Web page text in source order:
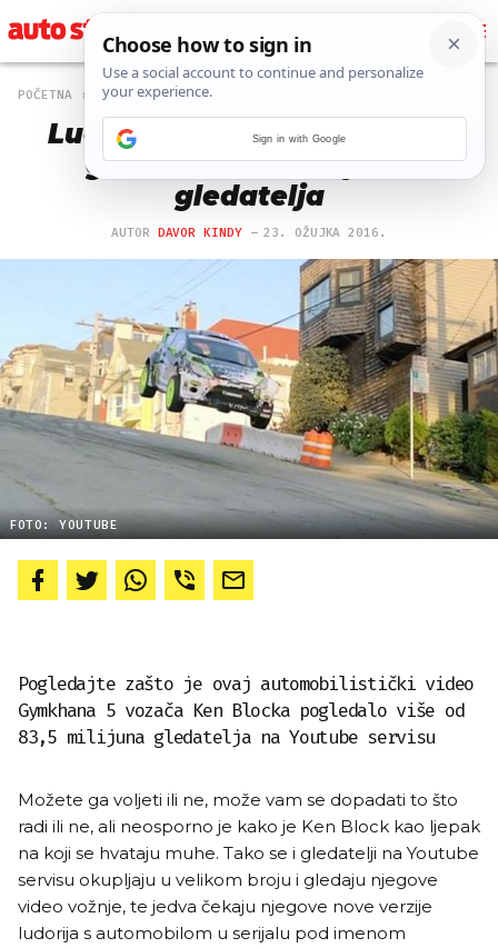
POČETNA OFF
Ludovanjem automobila po
gradu do 83,5 milijuna
gledatelja
AUTOR DAVOR KINDY 23. OŽUJKA 2016.
FOTO: YOUTUBE
Pogledajte zašto je ovaj automobilistički video
Gymkhana 5 vozača Ken Blocka pogledalo više od
83,5 milijuna gledatelja na Youtube servisu
Možete ga voljeti ili ne, može vam se dopadati to što
radi ili ne, ali neosporno je kako je Ken Block kao ljepak
na koji se hvataju muhe. Tako se i gledatelji na Youtube
servisu okupljaju u velikom broju i gledaju njegove
video vožnje, te jedva čekaju njegove nove verzije
ludorija s automobilom u serijalu pod imenom
Sign in with Google